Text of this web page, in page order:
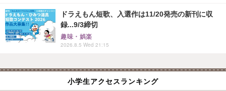
ドラえもん短歌、入選作は11/20発売の新刊に収
録...9/3締切
趣味・娯楽
2026.8.5 Wed 21:15
小学生アクセスランキング